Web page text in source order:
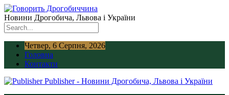
Новини Дрогобича, Львова і України
Четвер, 6 Серпня, 2026
Головна
Контакти
Publisher - Новини Дрогобича, Львова і України